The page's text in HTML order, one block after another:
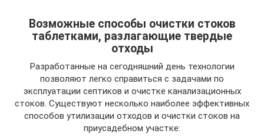
Возможные способы очистки стоков
таблетками, разлагающие твердые
отходы
Разработанные на сегодняшний день технологии
позволяют легко справиться с задачами по
эксплуатации септиков и очистке канализационных
стоков. Существуют несколько наиболее эффективных
способов утилизации отходов и очистки стоков на
приусадебном участке: